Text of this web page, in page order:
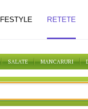
SALATE MANCARURI
RETETE